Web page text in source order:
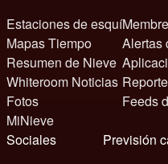
Estaciones de esquí
Mapas Tiempo
Resumen de Nieve
Whiteroom Noticias
Fotos
MiNieve
Alertas
Feeds
Sociales
Previsión